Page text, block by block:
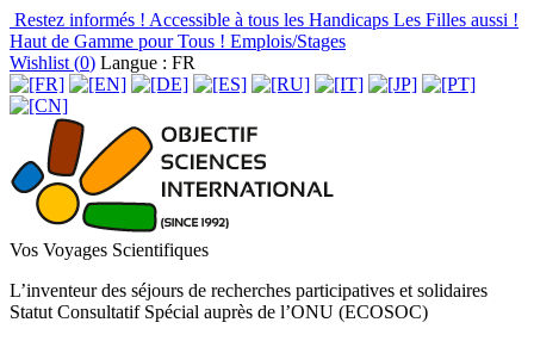
Restez informés ! Accessible à tous les Handicaps Les Filles aussi !
Haut de Gamme pour Tous ! Emplois/Stages
Wishlist (0) Langue : FR
Vos Voyages Scientifiques
L’inventeur des séjours de recherches participatives et solidaires
Statut Consultatif Spécial auprès de l’ONU (ECOSOC)